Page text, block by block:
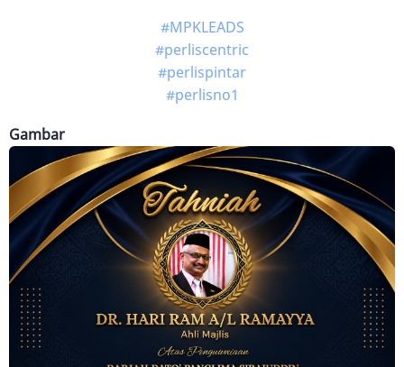
#MPKLEADS
#perliscentric
#perlispintar
#perlisno1
Gambar